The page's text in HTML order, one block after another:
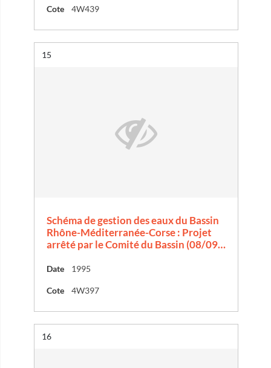
Cote 4W439
Résultat n°
15
Schéma de gestion des eaux du Bassin
Rhône-Méditerranée-Corse : Projet
arrêté par le Comité du Bassin (08/09…
Date 1995
Cote 4W397
Résultat n°
16